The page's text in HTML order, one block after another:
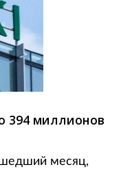
394 миллионов
месяц,